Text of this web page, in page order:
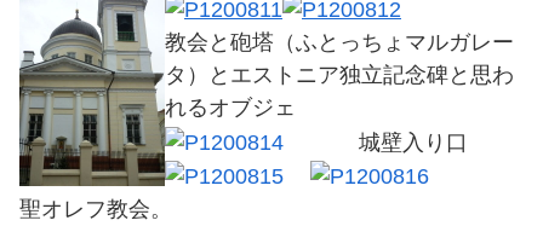
教会と砲塔（ふとっちょマルガレー
タ）とエストニア独立記念碑と思わ
れるオブジェ
城壁入り口
聖オレフ教会。